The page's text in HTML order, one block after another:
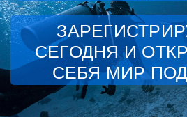
СЕГОДНЯ И
СЕБЯ МИР